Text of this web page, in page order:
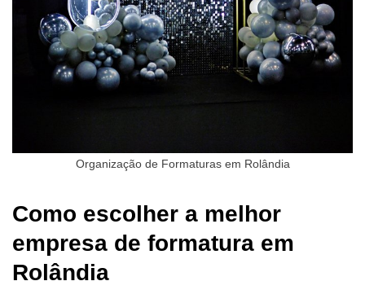
Organização de Formaturas em Rolândia
Como escolher a melhor
empresa de formatura em
Rolândia